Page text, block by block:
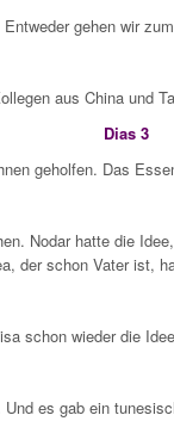
gehen wir
aus China und
Dias 3
geholfen. Das
Nodar hatte die
der schon Vater ist,
schon wieder die
es gab ein